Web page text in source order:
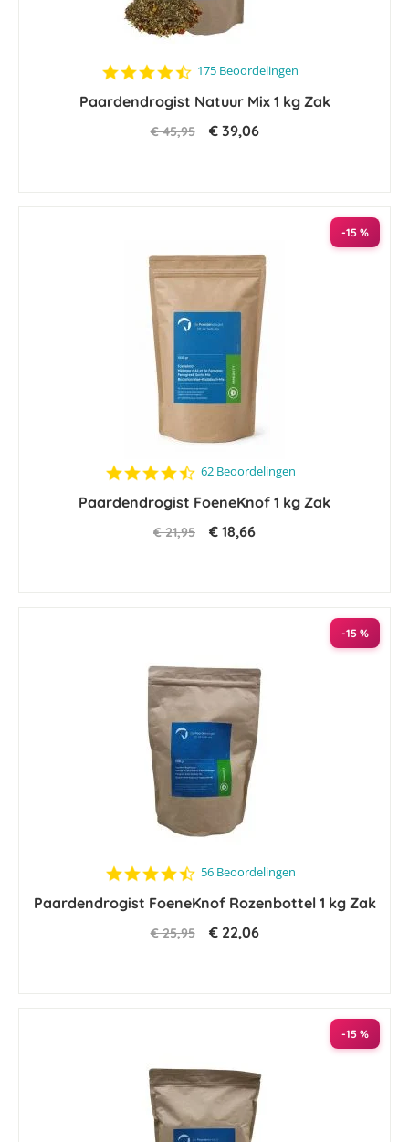
4.7
rating
175 Beoordelingen
Paardendrogist Natuur Mix 1 kg Zak
€ 45,95 € 39,06
-15 %
4.7
rating
62 Beoordelingen
Paardendrogist FoeneKnof 1 kg Zak
€ 21,95 € 18,66
-15 %
4.4
rating
56 Beoordelingen
Paardendrogist FoeneKnof Rozenbottel 1 kg Zak
€ 25,95 € 22,06
-15 %